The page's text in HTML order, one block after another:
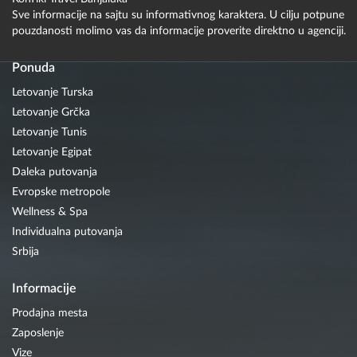
Sve informacije na sajtu su informativnog karaktera. U cilju potpune
pouzdanosti molimo vas da informacije proverite direktno u agenciji.
Ponuda
Letovanje Turska
Letovanje Grčka
Letovanje Tunis
Letovanje Egipat
Daleka putovanja
Evropske metropole
Wellness & Spa
Individualna putovanja
Srbija
Informacije
Prodajna mesta
Zaposlenje
Vize